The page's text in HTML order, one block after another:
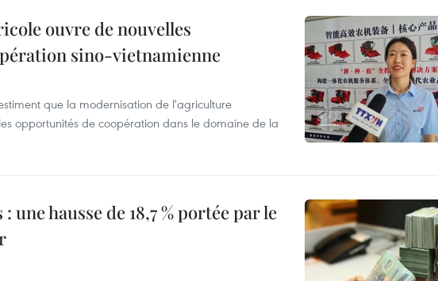
ouvre de nouvelles
sino-vietnamienne
que la modernisation de l'agriculture
opportunités de coopération dans le domaine de la
une hausse de 18,7 % portée par le